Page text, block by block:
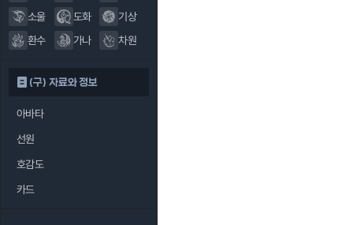
소울
도화
기상
환수
가나 차원
(구) 자료와 정보
아바타
선원
호감도
카드